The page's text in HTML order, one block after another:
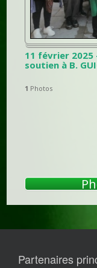
11 février 2025
soutien à B.
1 Photos
Partenaires